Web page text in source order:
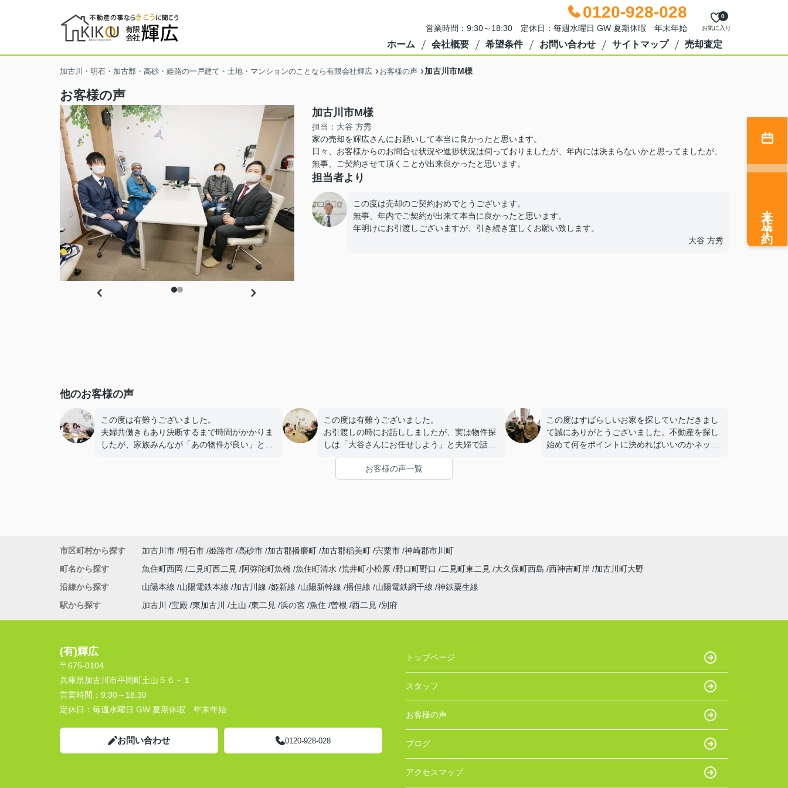
0120-928-028
営業時間：9:30～18:30 定休日：毎週水曜日 GW 夏期休暇 年末年始 お気に入り
0
ホーム 会社概要 希望条件 お問い合わせ サイトマップ 売却査定
加古川・明石・加古郡・高砂・姫路の一戸建て・土地・マンションのことなら有限会社輝広 お客様の声 加古川市M様
お客様の声
加古川市M様
担当：大谷 方秀
家の売却を輝広さんにお願いして本当に良かったと思います。
日々、お客様からのお問合せ状況や進捗状況は伺っておりましたが、年内には決まらないかと思ってましたが、
無事、ご契約させて頂くことが出来良かったと思います。
担当者より
この度は売却のご契約おめでとうございます。
無事、年内でご契約が出来て本当に良かったと思います。
年明けにお引渡しございますが、引き続き宜しくお願い致します。
大谷 方秀
他のお客様の声
この度は有難うございました。
夫婦共働きもあり決断するまで時間がかかりま
したが、家族みんなが「あの物件が良い」と話
この度は有難うございました。
お引渡しの時にお話ししましたが、実は物件探
しは「大谷さんにお任せしよう」と夫婦で話し
てたんですよ笑笑
また、これからリフォームに入るので完成した
ら遊びに来て下さいねー！！
この度はすばらしいお家を探していただきまし
て誠にありがとうございました。不動産を探し
始めて何をポイントに決めればいいのかネット
お客様の声一覧
来店予約
市区町村から探す 加古川市 明石市 姫路市 高砂市 加古郡播磨町 加古郡稲美町 宍粟市 神崎郡市川町
町名から探す
魚住町西岡 二見町西二見 阿弥陀町魚橋 魚住町清水 荒井町小松原 野口町野口 二見町東二見 大久保町西島 西神吉町岸 加古川町大野
沿線から探す
山陽本線 山陽電鉄本線 加古川線 姫新線 山陽新幹線 播但線 山陽電鉄網干線 神鉄粟生線
駅から探す
加古川 宝殿 東加古川 土山 東二見 浜の宮 魚住 曽根 西二見 別府
(有)輝広
〒675-0104
兵庫県加古川市平岡町土山５６－１
営業時間： 9:30～18:30
定休日： 毎週水曜日 GW 夏期休暇 年末年始
お問い合わせ 0120-928-028
トップページ
スタッフ
お客様の声
ブログ
アクセスマップ